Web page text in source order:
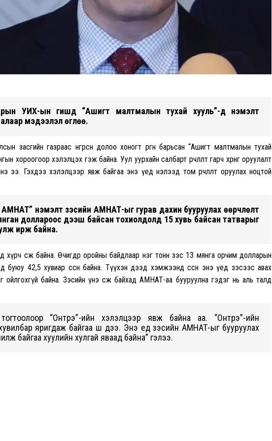
УИХ-ын гишүүд “Ашигт малтмалын тухай хууль”-д нэмэлт
мэдээлэл өглөө.
засгийн газраас өнгөрсөн долоо хоногт өргөн барьсан “Ашигт малтмалын тухай
хороогоор хэлэлцэх гэж байна. Уул уурхайн салбарт өөрчлөлт гарч хөрөнгө оруулалт
Гэхдээ хэлэлцээр явж байгаа энэ үед нэлээд том өөрчлөлт оруулах ноцтой
АМНАТ” нэмэлт зэсийн АМНАТ-ыг гурав дахин бууруулах өөрчлөлт
доллароос дээш байсан тохиолдолд 15 хувь байсан татварыг
ирж байна.
өсөж байна. Өчигдөр оройны байдлаар нэг тонн зэс 13 мянга орчим долларын
42,5 хувиар өссөн байна. Түүхэн дээд хэмжээнд өссөн энэ үед зэсээс авах
байна. Зэсийн үнэ өсөж байхад АМНАТ-аа бууруулна гэдэг нь аль талд
“Онтрэ”-ийн хэлэлцээр явж байна аа. “Онтрэ”-ийн
яригдаж байгаа шүү дээ. Энэ үед зэсийн АМНАТ-ыг бууруулах
байгаа хуулийн хулгай яваад байна” гэлээ.